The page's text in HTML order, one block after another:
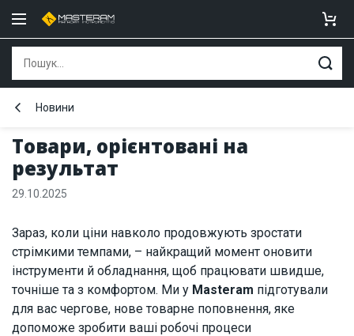
Товари, орієнтовані на
результат
Новини
29.10.2025
Зараз, коли ціни навколо продовжують зростати
стрімкими темпами, – найкращий момент оновити
інструменти й обладнання, щоб працювати швидше,
точніше та з комфортом. Ми у Masteram підготували
для вас чергове, нове товарне поповнення, яке
допоможе зробити ваші робочі процеси